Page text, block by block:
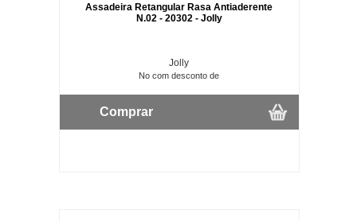
Assadeira Retangular Rasa Antiaderente
N.02 - 20302 - Jolly
Jolly
No com desconto de
Comprar